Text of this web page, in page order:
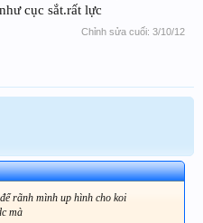
cục sắt.rất lực
Chỉnh sửa cuối: 3/10/12
rãnh mình up hình cho koi
mà